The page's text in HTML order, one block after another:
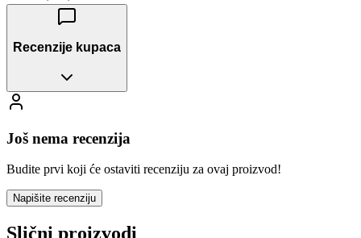
Recenzije kupaca
Još nema recenzija
Budite prvi koji će ostaviti recenziju za ovaj proizvod!
Napišite recenziju
Slični proizvodi